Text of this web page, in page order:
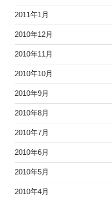
2011年1月
2010年12月
2010年11月
2010年10月
2010年9月
2010年8月
2010年7月
2010年6月
2010年5月
2010年4月